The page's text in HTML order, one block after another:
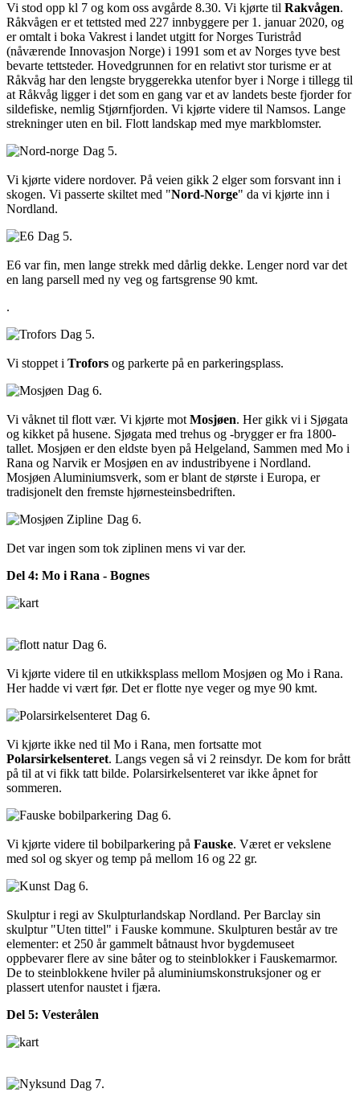
Vi stod opp kl 7 og kom oss avgårde 8.30. Vi kjørte til Rakvågen.
Råkvågen er et tettsted med 227 innbyggere per 1. januar 2020, og
er omtalt i boka Vakrest i landet utgitt for Norges Turistråd
(nåværende Innovasjon Norge) i 1991 som et av Norges tyve best
bevarte tettsteder. Hovedgrunnen for en relativt stor turisme er at
Råkvåg har den lengste bryggerekka utenfor byer i Norge i tillegg til
at Råkvåg ligger i det som en gang var et av landets beste fjorder for
sildefiske, nemlig Stjørnfjorden. Vi kjørte videre til Namsos. Lange
strekninger uten en bil. Flott landskap med mye markblomster.
Dag 5.
Vi kjørte videre nordover. På veien gikk 2 elger som forsvant inn i
skogen. Vi passerte skiltet med "Nord-Norge" da vi kjørte inn i
Nordland.
Dag 5.
E6 var fin, men lange strekk med dårlig dekke. Lenger nord var det
en lang parsell med ny veg og fartsgrense 90 kmt.
.
Dag 5.
Vi stoppet i Trofors og parkerte på en parkeringsplass.
Dag 6.
Vi våknet til flott vær. Vi kjørte mot Mosjøen. Her gikk vi i Sjøgata
og kikket på husene. Sjøgata med trehus og -brygger er fra 1800-
tallet. Mosjøen er den eldste byen på Helgeland, Sammen med Mo i
Rana og Narvik er Mosjøen en av industribyene i Nordland.
Mosjøen Aluminiumsverk, som er blant de største i Europa, er
tradisjonelt den fremste hjørnesteinsbedriften.
Dag 6.
Det var ingen som tok ziplinen mens vi var der.
Del 4: Mo i Rana - Bognes
Dag 6.
Vi kjørte videre til en utkikksplass mellom Mosjøen og Mo i Rana.
Her hadde vi vært før. Det er flotte nye veger og mye 90 kmt.
Dag 6.
Vi kjørte ikke ned til Mo i Rana, men fortsatte mot
Polarsirkelsenteret. Langs vegen så vi 2 reinsdyr. De kom for brått
på til at vi fikk tatt bilde. Polarsirkelsenteret var ikke åpnet for
sommeren.
Dag 6.
Vi kjørte videre til bobilparkering på Fauske. Været er vekslene
med sol og skyer og temp på mellom 16 og 22 gr.
Dag 6.
Skulptur i regi av Skulpturlandskap Nordland. Per Barclay sin
skulptur "Uten tittel" i Fauske kommune. Skulpturen består av tre
elementer: et 250 år gammelt båtnaust hvor bygdemuseet
oppbevarer flere av sine båter og to steinblokker i Fauskemarmor.
De to steinblokkene hviler på aluminiumskonstruksjoner og er
plassert utenfor naustet i fjæra.
Del 5: Vesterålen
Dag 7.